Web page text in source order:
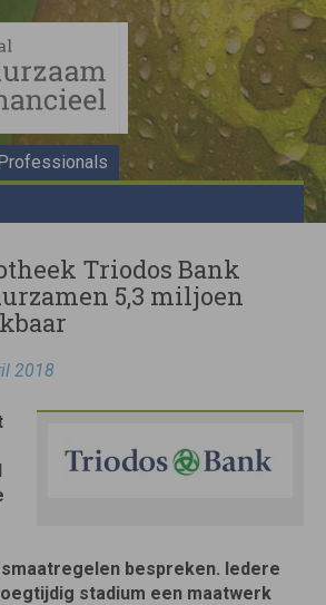
Triodos Bank
5,3 miljoen
2018
bespreken. Iedere
stadium een maatwerk